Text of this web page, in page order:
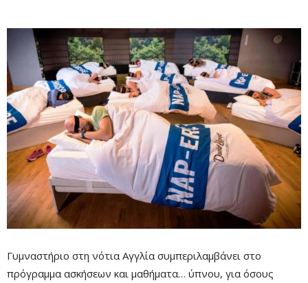
Γυμναστήριο στη νότια Αγγλία συμπεριλαμβάνει στο
πρόγραμμα ασκήσεων και μαθήματα… ύπνου, για όσους